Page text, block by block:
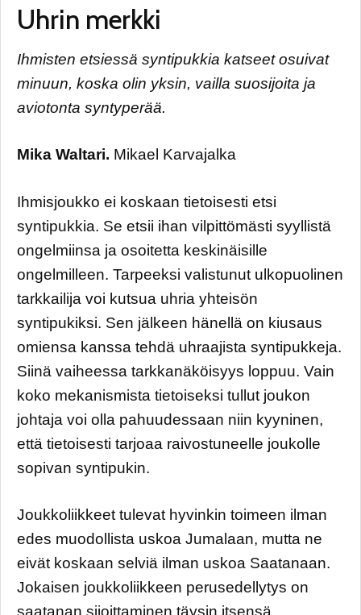
Uhrin merkki
Ihmisten etsiessä syntipukkia katseet osuivat
minuun, koska olin yksin, vailla suosijoita ja
aviotonta syntyperää.
Mika Waltari. Mikael Karvajalka
Ihmisjoukko ei koskaan tietoisesti etsi
syntipukkia. Se etsii ihan vilpittömästi syyllistä
ongelmiinsa ja osoitetta keskinäisille
ongelmilleen. Tarpeeksi valistunut ulkopuolinen
tarkkailija voi kutsua uhria yhteisön
syntipukiksi. Sen jälkeen hänellä on kiusaus
omiensa kanssa tehdä uhraajista syntipukkeja.
Siinä vaiheessa tarkkanäköisyys loppuu. Vain
koko mekanismista tietoiseksi tullut joukon
johtaja voi olla pahuudessaan niin kyyninen,
että tietoisesti tarjoaa raivostuneelle joukolle
sopivan syntipukin.
Joukkoliikkeet tulevat hyvinkin toimeen ilman
edes muodollista uskoa Jumalaan, mutta ne
eivät koskaan selviä ilman uskoa Saatanaan.
Jokaisen joukkoliikkeen perusedellytys on
saatanan sijoittaminen täysin itsensä